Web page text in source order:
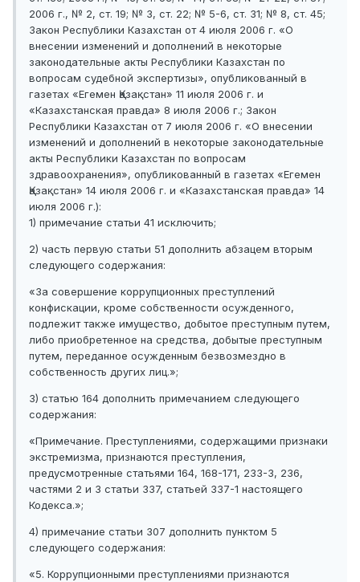
2006 г., № 2, ст. 19; № 3, ст. 22; № 5-6, ст. 31; № 8, ст. 45;
Закон Республики Казахстан от 4 июля 2006 г. «О
внесении изменений и дополнений в некоторые
законодательные акты Республики Казахстан по
вопросам судебной экспертизы», опубликованный в
газетах «Егемен Қазақстан» 11 июля 2006 г. и
«Казахстанская правда» 8 июля 2006 г.; Закон
Республики Казахстан от 7 июля 2006 г. «О внесении
изменений и дополнений в некоторые законодательные
акты Республики Казахстан по вопросам
здравоохранения», опубликованный в газетах «Егемен
Қазақстан» 14 июля 2006 г. и «Казахстанская правда» 14
июля 2006 г.):
1) примечание статьи 41 исключить;
2) часть первую статьи 51 дополнить абзацем вторым
следующего содержания:
«За совершение коррупционных преступлений
конфискации, кроме собственности осужденного,
подлежит также имущество, добытое преступным путем,
либо приобретенное на средства, добытые преступным
путем, переданное осужденным безвозмездно в
собственность других лиц.»;
3) статью 164 дополнить примечанием следующего
содержания:
«Примечание. Преступлениями, содержащими признаки
экстремизма, признаются преступления,
предусмотренные статьями 164, 168-171, 233-3, 236,
частями 2 и 3 статьи 337, статьей 337-1 настоящего
Кодекса.»;
4) примечание статьи 307 дополнить пунктом 5
следующего содержания:
«5. Коррупционными преступлениями признаются